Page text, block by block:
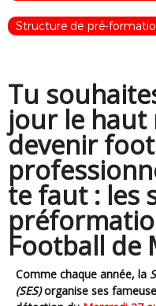
Structure de pré-
Tu
jour le haut
devenir
te faut : les
Football de
Comme chaque année, la
(SES)organise ses